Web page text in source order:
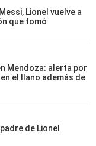
Lionel vuelve a
que tomó
Mendoza: alerta por
el llano además de
de Lionel